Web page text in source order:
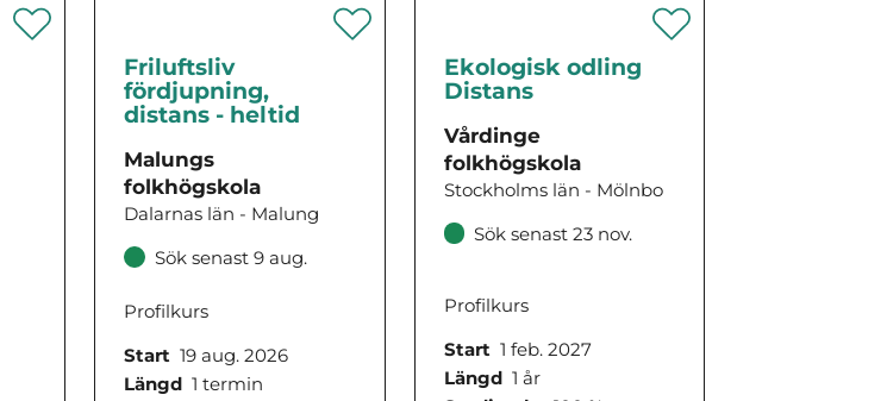
Friluftsliv
fördjupning,
distans - heltid
Malungs
folkhögskola
Dalarnas län - Malung
Sök senast 9 aug.
Profilkurs
Start 19 aug. 2026
Längd 1 termin
Ekologisk odling
Distans
Vårdinge
folkhögskola
Stockholms län - Mölnbo
Sök senast 23 nov.
Profilkurs
Start 1 feb. 2027
Längd 1 år